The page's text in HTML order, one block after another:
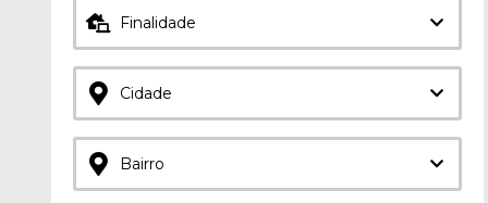
Finalidade
Limpar seleção
Ambos
Comercial
Cidade
Limpar seleção
Balneário
Bairro